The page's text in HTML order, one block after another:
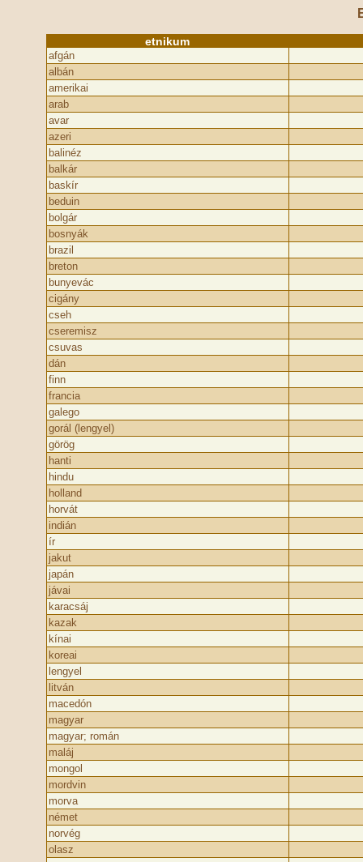
etnikum
afgán
albán
amerikai
arab
avar
azeri
balinéz
balkár
baskír
beduin
bolgár
bosnyák
brazil
breton
bunyevác
cigány
cseh
cseremisz
csuvas
dán
finn
francia
galego
gorál (lengyel)
görög
hanti
hindu
holland
horvát
indián
ír
jakut
japán
jávai
karacsáj
kazak
kínai
koreai
lengyel
litván
macedón
magyar
magyar; román
maláj
mongol
mordvin
morva
német
norvég
olasz